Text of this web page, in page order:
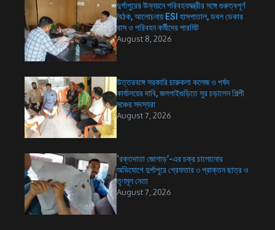
দুর্গাপুরের উন্নয়নে পরিবহনমন্ত্রীর সঙ্গে গুরুত্বপূর্ণ
বৈঠক, আলোচনায় ESI হাসপাতাল, ডবল ডেকার
বাস ও পরিবহন কর্মীদের পারমিট
August 8, 2026
উত্তরবঙ্গে সরকারি চারুকলা কলেজ ও পর্ষদ
কার্যালয়ের দাবি, জলপাইগুড়িতে সুর চড়ালেন শিল্পী
মঞ্চের সদস্যরা
August 7, 2026
‘রক্তদাতা জোগাড়’-এর চক্র চালোনোর
অভিযোগে দুর্গাপুরে গ্রেফতার ৩ প্রাক্তন ছাত্র ও
তৃণমূল নেতা
August 7, 2026